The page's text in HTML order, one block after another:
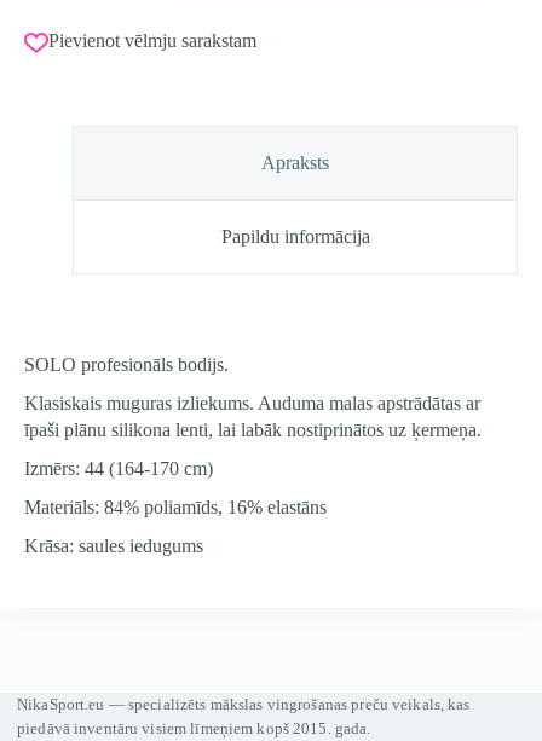
BD50
izm.Pievienot vēlmju sarakstam
Apraksts
Papildu informācija
SOLO profesionāls bodijs.
Klasiskais muguras izliekums. Auduma malas apstrādātas ar
īpaši plānu silikona lenti, lai labāk nostiprinātos uz ķermeņa.
Izmērs: 44 (164-170 cm)
Materiāls: 84% poliamīds, 16% elastāns
Krāsa: saules iedugums
NikaSport.eu — specializēts mākslas vingrošanas preču veikals, kas
piedāvā inventāru visiem līmeņiem kopš 2015. gada.